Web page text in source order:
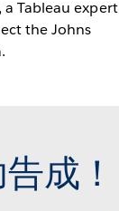
Tableau expert
the Johns
成！